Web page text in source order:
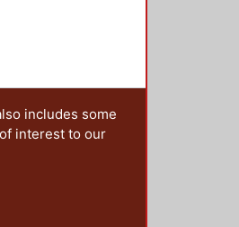
includes some
interest to our